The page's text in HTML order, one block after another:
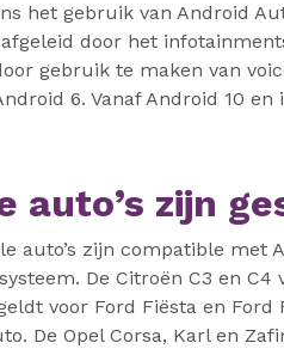
het gebruik van Android
door het
gebruik te maken van
6. Vanaf Android 10
auto’s zijn
auto’s zijn compatible
De Citroën C3 en
voor Ford Fiësta en Ford
De Opel Corsa, Karl en